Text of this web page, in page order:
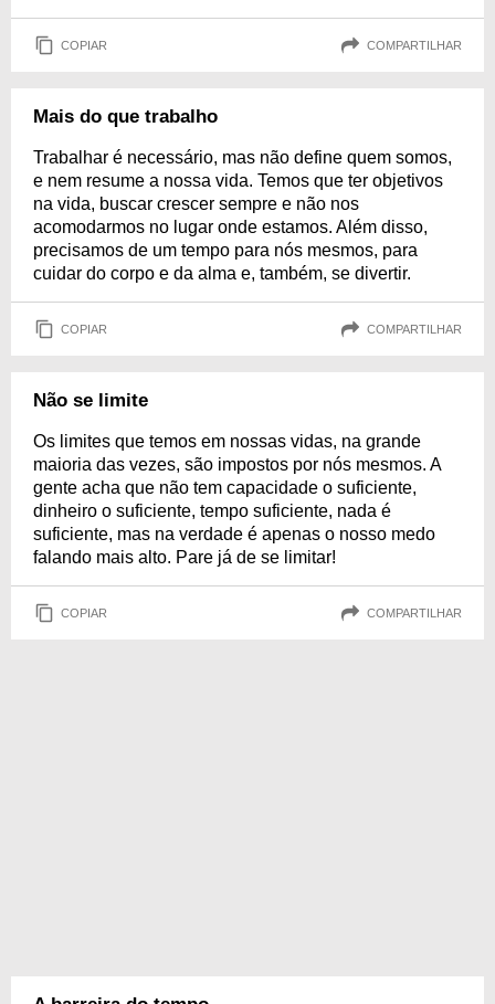
COPIAR COMPARTILHAR
Mais do que trabalho
Trabalhar é necessário, mas não define quem somos,
e nem resume a nossa vida. Temos que ter objetivos
na vida, buscar crescer sempre e não nos
acomodarmos no lugar onde estamos. Além disso,
precisamos de um tempo para nós mesmos, para
cuidar do corpo e da alma e, também, se divertir.
COPIAR COMPARTILHAR
Não se limite
Os limites que temos em nossas vidas, na grande
maioria das vezes, são impostos por nós mesmos. A
gente acha que não tem capacidade o suficiente,
dinheiro o suficiente, tempo suficiente, nada é
suficiente, mas na verdade é apenas o nosso medo
falando mais alto. Pare já de se limitar!
COPIAR COMPARTILHAR